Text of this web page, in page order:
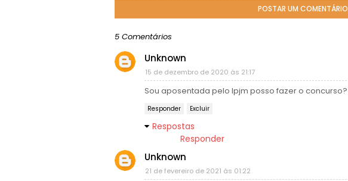
POSTAR UM COMENTÁRIO
5 Comentários
Unknown
15 de dezembro de 2020 às 21:17
Sou aposentada pelo Ipjm posso fazer o concurso?
Responder Excluir
Respostas
Responder
Unknown
21 de fevereiro de 2021 às 01:22